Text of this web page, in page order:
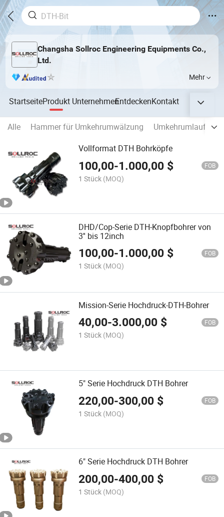
Changsha Sollroc Engineering Equipments Co.,
Ltd.
Mehr
StartseiteProdukt UnternehmenEntdeckenKontakt
Alle Hammer für Umkehrumwälzung
Umkehrumlaufbits
Vollformat DTH Bohrköpfe
100,00-1.000,00 $ FOB
1 Stück (MOQ)
DHD/Cop-Serie DTH-Knopfbohrer von
3'' bis 12inch
100,00-1.000,00 $ FOB
1 Stück (MOQ)
Mission-Serie Hochdruck-DTH-Bohrer
40,00-3.000,00 $ FOB
1 Stück (MOQ)
5" Serie Hochdruck DTH Bohrer
220,00-300,00 $ FOB
1 Stück (MOQ)
6" Serie Hochdruck DTH Bohrer
200,00-400,00 $ FOB
1 Stück (MOQ)